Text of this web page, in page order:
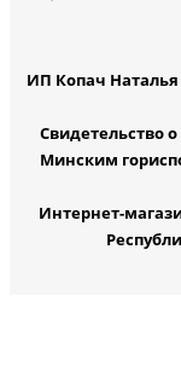
ИП Копач Наталья
Свидетельство
Минским
Интернет-